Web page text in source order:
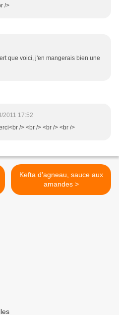
/>
que voici, j'en mangerais bien une
2011 17:52
/> <br /> <br /> <br />
Kefta d'agneau, sauce aux
amandes >